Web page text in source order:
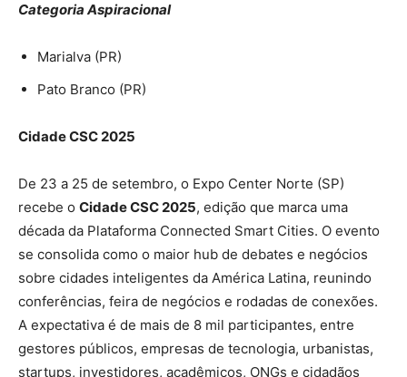
Categoria Aspiracional
Marialva (PR)
Pato Branco (PR)
Cidade CSC 2025
De 23 a 25 de setembro, o Expo Center Norte (SP)
recebe o Cidade CSC 2025, edição que marca uma
década da Plataforma Connected Smart Cities. O evento
se consolida como o maior hub de debates e negócios
sobre cidades inteligentes da América Latina, reunindo
conferências, feira de negócios e rodadas de conexões.
A expectativa é de mais de 8 mil participantes, entre
gestores públicos, empresas de tecnologia, urbanistas,
startups, investidores, acadêmicos, ONGs e cidadãos